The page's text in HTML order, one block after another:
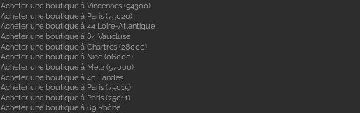
Acheter une boutique à Vincennes (94300)
Acheter une boutique à Paris (75020)
Acheter une boutique à 44 Loire-Atlantique
Acheter une boutique à 84 Vaucluse
Acheter une boutique à Chartres (28000)
Acheter une boutique à Nice (06000)
Acheter une boutique à Metz (57000)
Acheter une boutique à 40 Landes
Acheter une boutique à Paris (75015)
Acheter une boutique à Paris (75011)
Acheter une boutique à 69 Rhône